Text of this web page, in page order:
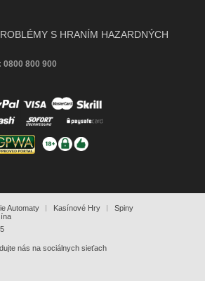
S HRANÍM HAZARDNÝCH
800 900
Automaty Kasínové Hry
Spiny
nás na sociálnych sieťach